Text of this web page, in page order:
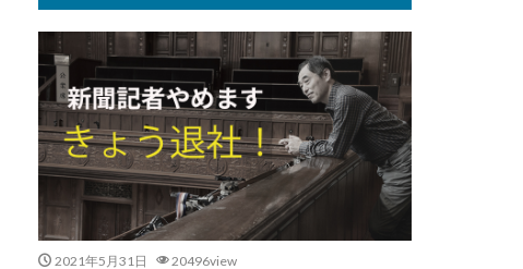
2021年5月31日 20496view